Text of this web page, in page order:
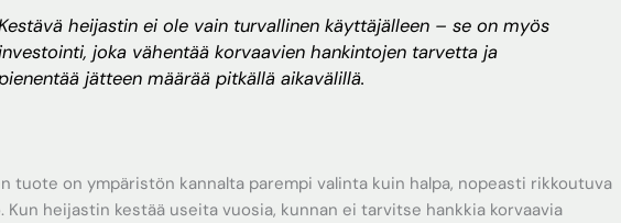
heijastin ei ole vain turvallinen käyttäjälleen – se on myös
joka vähentää korvaavien hankintojen tarvetta ja
jätteen määrää pitkällä aikavälillä.
tuote on ympäristön kannalta parempi valinta kuin halpa, nopeasti rikkoutuva
Kun heijastin kestää useita vuosia, kunnan ei tarvitse hankkia korvaavia